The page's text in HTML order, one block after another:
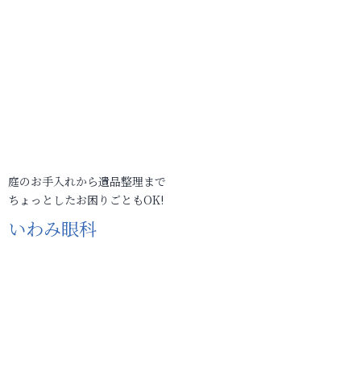
庭のお手入れから遺品整理まで
ちょっとしたお困りごともOK!
いわみ眼科